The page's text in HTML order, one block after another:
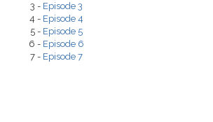
3 - Episode 3
4 - Episode 4
5 - Episode 5
6 - Episode 6
7 - Episode 7